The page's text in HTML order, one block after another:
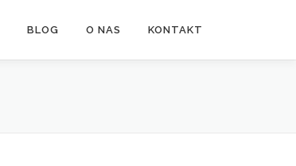
BLOG O NAS KONTAKT